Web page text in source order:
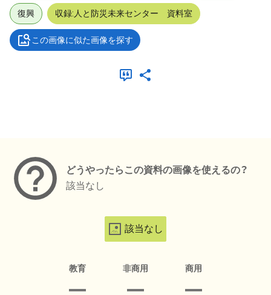
復興 収録:人と防災未来センター 資料室
この画像に似た画像を探す
どうやったらこの資料の画像を使えるの？
該当なし
該当なし
教育 非商用 商用